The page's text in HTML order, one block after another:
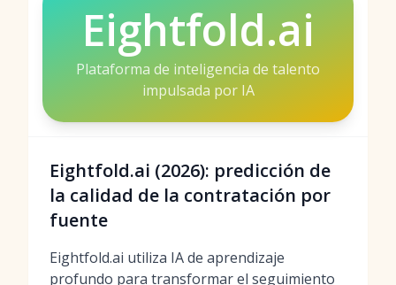
Eightfold.ai
Plataforma de inteligencia de talento
impulsada por IA
Eightfold.ai (2026): predicción de
la calidad de la contratación por
fuente
Eightfold.ai utiliza IA de aprendizaje
profundo para transformar el seguimiento